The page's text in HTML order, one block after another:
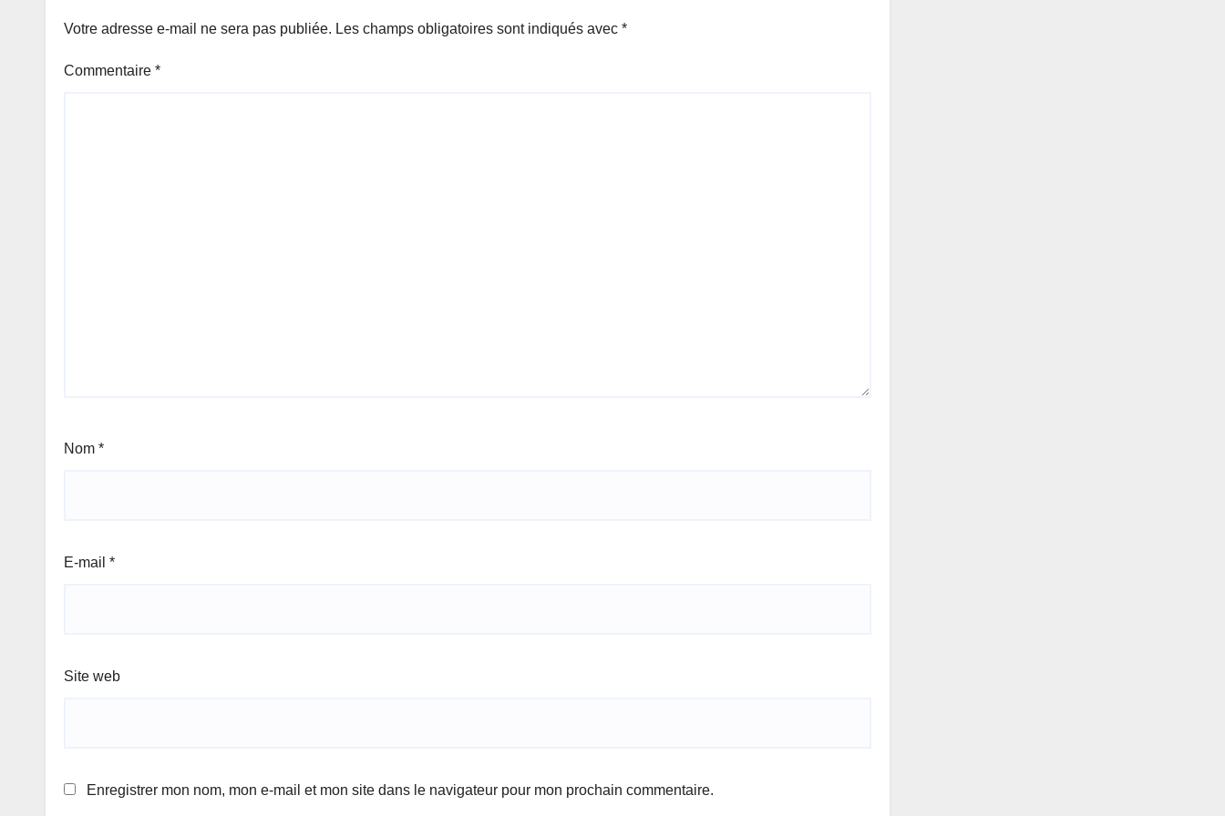
Votre adresse e-mail ne sera pas publiée. Les champs obligatoires sont indiqués avec *
Commentaire *
Nom *
E-mail *
Site web
Enregistrer mon nom, mon e-mail et mon site dans le navigateur pour mon prochain commentaire.